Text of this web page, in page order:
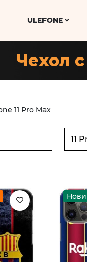
ULEFONE
Чехол
11 Pro Max